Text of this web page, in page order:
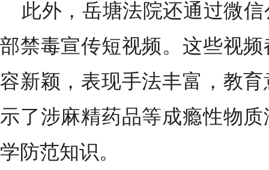
此外，岳塘法院还通过微
部禁毒宣传短视频。这些视
容新颖，表现手法丰富，教
示了涉麻精药品等成瘾性物
学防范知识。